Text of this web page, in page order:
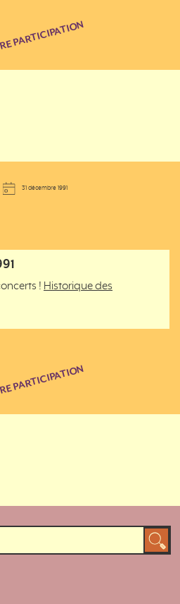
PARTICIPATION
31 décembre 1991
! Historique des
PARTICIPATION